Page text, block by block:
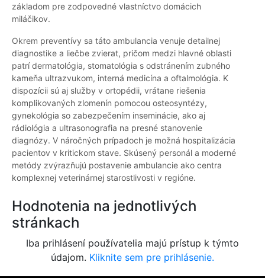
základom pre zodpovedné vlastníctvo domácich
miláčikov.
Okrem preventívy sa táto ambulancia venuje detailnej
diagnostike a liečbe zvierat, pričom medzi hlavné oblasti
patrí dermatológia, stomatológia s odstránením zubného
kameňa ultrazvukom, interná medicína a oftalmológia. K
dispozícii sú aj služby v ortopédii, vrátane riešenia
komplikovaných zlomenín pomocou osteosyntézy,
gynekológia so zabezpečením inseminácie, ako aj
rádiológia a ultrasonografia na presné stanovenie
diagnózy. V náročných prípadoch je možná hospitalizácia
pacientov v kritickom stave. Skúsený personál a moderné
metódy zvýrazňujú postavenie ambulancie ako centra
komplexnej veterinárnej starostlivosti v regióne.
Hodnotenia na jednotlivých
stránkach
Iba prihlásení používatelia majú prístup k týmto
údajom. Kliknite sem pre prihlásenie.